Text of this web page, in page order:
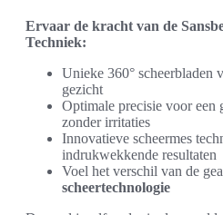
Ervaar de kracht van de
Techniek:
Unieke 360° scheerbladen
gezicht
Optimale precisie voor een
zonder irritaties
Innovatieve scheermes
indrukwekkende resultaten
Voel het verschil van de
scheertechnologie